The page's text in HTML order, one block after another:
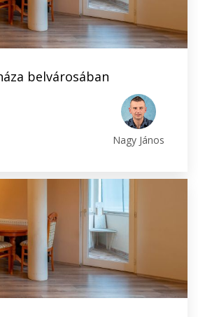
belvárosában
Nagy János